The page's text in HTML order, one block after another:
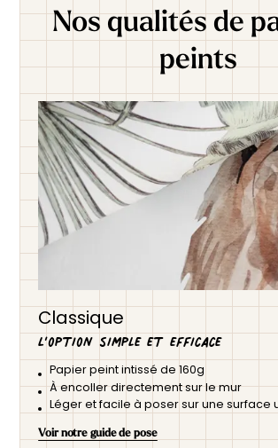
Nos qualités de
peints
Classique
L’option simple et efficace
Papier peint intissé de 160g
À encoller directement sur le mur
Léger et facile à poser sur une surface
Voir notre guide de pose